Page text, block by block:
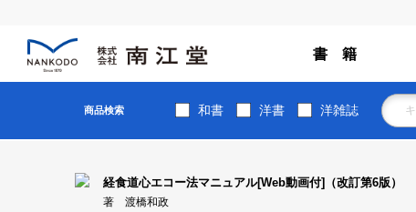
書 籍
商品検索 和書 洋書 洋雑誌
経食道心エコー法マニュアル[Web動画付]（改訂第6版）
著 渡橋和政